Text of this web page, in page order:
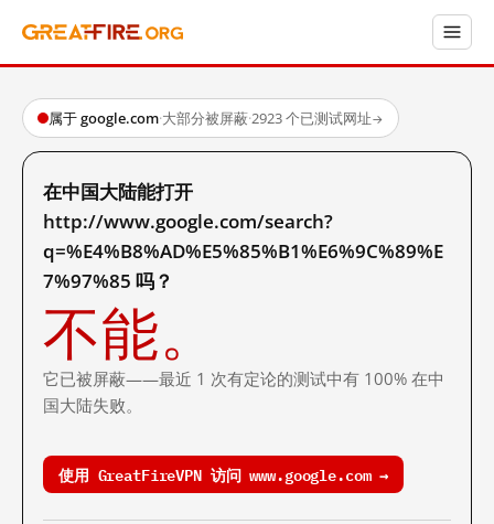
属于 google.com·大部分被屏蔽·2923 个已测试网址→
在中国大陆能打开
http://www.google.com/search?
q=%E4%B8%AD%E5%85%B1%E6%9C%89%E
7%97%85 吗？
不能。
它已被屏蔽——最近 1 次有定论的测试中有 100% 在中
国大陆失败。
使用 GreatFireVPN 访问 www.google.com →